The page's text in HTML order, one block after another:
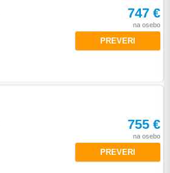
747 €
na osebo
PREVERI
755 €
na osebo
PREVERI